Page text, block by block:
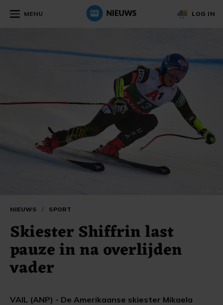
MENU LOG IN
NIEUWS / SPORT
Skiester Shiffrin last
pauze in na overlijden
vader
VAIL (ANP) - De Amerikaanse skiester Mikaela